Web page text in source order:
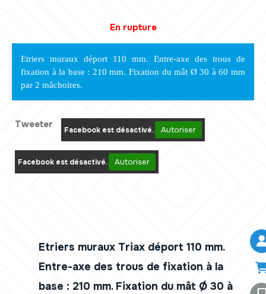
En rupture
Etriers muraux déport 110 mm. Entre-axe des trous de
fixation à la base : 210 mm. Fixation du mât Ø 30 à 60 mm
par 2 mâchoires.
Tweeter Facebook est désactivé. Autoriser
Facebook est désactivé. Autoriser
Etriers muraux Triax déport 110 mm.
Entre-axe des trous de fixation à la
base : 210 mm. Fixation du mât Ø 30 à